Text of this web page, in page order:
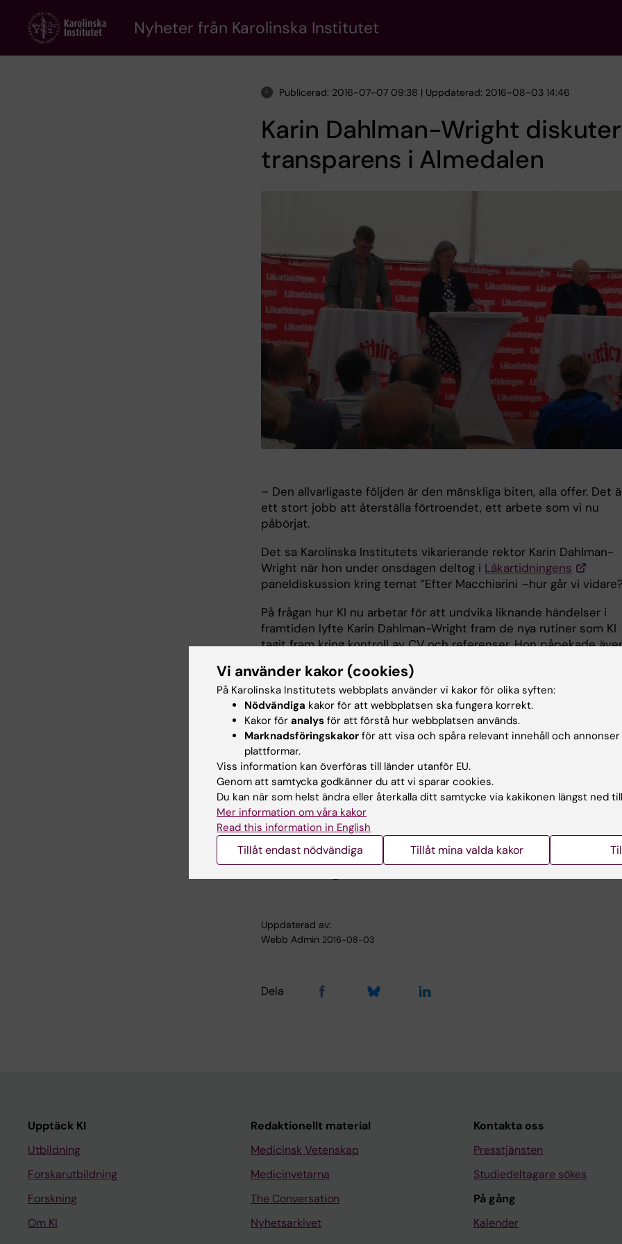
content
Nyheter från Karolinska Institutet
Publicerad: 2016-07-07 09:38 | Uppdaterad: 2016-08-03 14:46
Karin Dahlman-Wright
transparens i Almedalen
– Den allvarligaste följden är den mänskliga biten, alla offer. Det
ett stort jobb att återställa förtroendet, ett arbete som vi nu
påbörjat.
Det sa Karolinska Institutets vikarierande rektor Karin Dahlman-
Wright när hon under onsdagen deltog i Läkartidningens
paneldiskussion kring temat ”Efter Macchiarini –hur går vi
På frågan hur KI nu arbetar för att undvika liknande händelser i
framtiden lyfte Karin Dahlman-Wright fram de nya rutiner som KI
tagit fram kring kontroll av CV och referenser. Hon påpekade
En av de frågor som kom upp var hur KI i framtiden ska förhålla
forskares bisysslor. Här framhöll Karin Dahlman-Wright att det är
viktigt att KI har koll på vilka de bisysslorna är, och se till att de
KI:s krav på etik och moral.
Karolinska Institutet har som följd av det inträffade förändrat
rutiner.
– Vi kan inte föregå resultaten av de pågående utredningarna
ledning av bland andra Sten Heckscher. Däremot har vi redan nu
förändrat våra rutiner, gjort dem tydligare och mer transparenta.
har dessutom börjat arbeta med vår interna struktur, avslutade
Uppdaterad av:
Webb Admin 2016-08-03
Dela
Upptäck KI
Utbildning
Forskarutbildning
Forskning
Om KI
Redaktionellt material
Medicinsk Vetenskap
Medicinvetarna
The Conversation
Nyhetsarkivet
Kontakta oss
Presstjänsten
Studiedeltagare sökes
På gång
Kalender
Vi använder kakor (cookies)
På Karolinska Institutets webbplats använder vi kakor för olika syften:
Nödvändiga kakor för att webbplatsen ska fungera korrekt.
Kakor för analys för att förstå hur webbplatsen används.
Marknadsföringskakor för att visa och spåra relevant innehåll och
plattformar.
Viss information kan överföras till länder utanför EU.
Genom att samtycka godkänner du att vi sparar cookies.
Du kan när som helst ändra eller återkalla ditt samtycke via kakikonen längst ned
Mer information om våra kakor
Read this information in English
Tillåt endast nödvändiga Tillåt mina valda kakor